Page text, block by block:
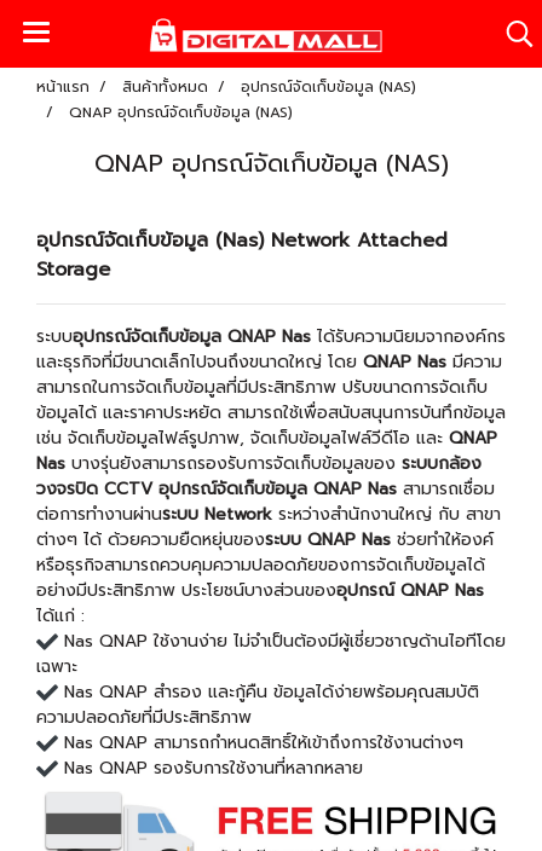
หน้าแรก สินค้าทั้งหมด
อุปกรณ์จัดเก็บข้อมูล (NAS)
QNAP อุปกรณ์จัดเก็บข้อมูล (NAS)
QNAP อุปกรณ์จัดเก็บข้อมูล (NAS)
อุปกรณ์จัดเก็บข้อมูล (Nas) Network Attached
Storage
ระบบอุปกรณ์จัดเก็บข้อมูล QNAP Nas ได้รับความนิยมจากองค์กร
และธุรกิจที่มีขนาดเล็กไปจนถึงขนาดใหญ่ โดย QNAP Nas มีความ
สามารถในการจัดเก็บข้อมูลที่มีประสิทธิภาพ ปรับขนาดการจัดเก็บ
ข้อมูลได้ และราคาประหยัด สามารถใช้เพื่อสนับสนุนการบันทึกข้อมูล
เช่น จัดเก็บข้อมูลไฟล์รูปภาพ, จัดเก็บข้อมูลไฟล์วีดีโอ และ QNAP
Nas บางรุ่นยังสามารถรองรับการจัดเก็บข้อมูลของ ระบบกล้อง
วงจรปิด CCTV อุปกรณ์จัดเก็บข้อมูล QNAP Nas สามารถเชื่อม
ต่อการทำงานผ่านระบบ Network ระหว่างสำนักงานใหญ่ กับ สาขา
ต่างๆ ได้ ด้วยความยืดหยุ่นของระบบ QNAP Nas ช่วยทำให้องค์
หรือธุรกิจสามารถควบคุมความปลอดภัยของการจัดเก็บข้อมูลได้
อย่างมีประสิทธิภาพ ประโยชน์บางส่วนของอุปกรณ์ QNAP Nas
ได้แก่ :
Nas QNAP ใช้งานง่าย ไม่จำเป็นต้องมีผู้เชี่ยวชาญด้านไอทีโดย
เฉพาะ
Nas QNAP สำรอง และกู้คืน ข้อมูลได้ง่ายพร้อมคุณสมบัติ
ความปลอดภัยที่มีประสิทธิภาพ
Nas QNAP สามารถกําหนดสิทธิ์ให้เข้าถึงการใช้งานต่างๆ
Nas QNAP รองรับการใช้งานที่หลากหลาย